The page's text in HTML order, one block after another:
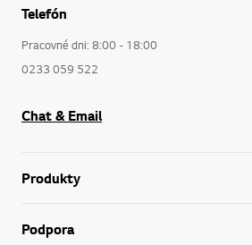
Telefón
Pracovné dni: 8:00 - 18:00
0233 059 522
Chat & Email
Produkty
Podpora